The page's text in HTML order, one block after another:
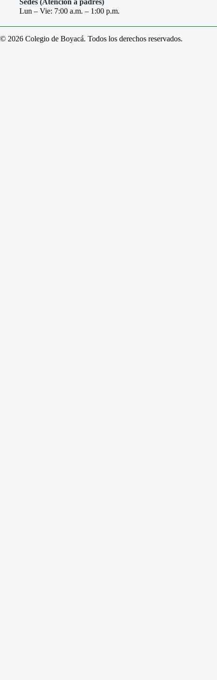
Sedes (Atención a padres)
Lun – Vie: 7:00 a.m. – 1:00 p.m.
© 2026 Colegio de Boyacá. Todos los derechos reservados.